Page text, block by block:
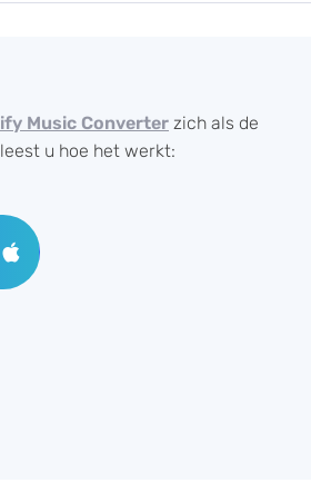
Music Converter zich als de
u hoe het werkt: